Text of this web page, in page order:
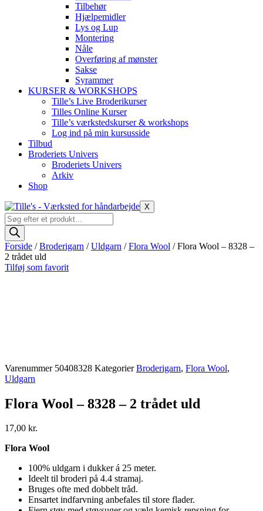
Tilbehør
Hjælpemidler
Lys og Lup
Montering
Nåle
Overføring af mønster
Sakse
Syrammer
KURSER & WORKSHOPS
Tille’s Live Broderikurser
Tilles Online Kurser
Tille’s værkstedskurser & workshops
Log ind på min kursusside
Tilbud
Broderiets Univers
Broderiets Univers
Arkiv
Shop
X
Products
search
Forside /Broderigarn /Uldgarn /Flora Wool / Flora Wool – 8328 –
2 trådet uld
Tilføj som favorit
Varenummer 50408328 Kategorier Broderigarn, Flora Wool,
Uldgarn
Flora Wool – 8328 – 2 trådet uld
17,00 kr.
Flora Wool
100% uldgarn i dukker á 25 meter.
Ideelt til broderi på 4.4 stramaj.
Bruges ofte med dobbelt tråd.
Ensartet indfarvning anbefales til store flader.